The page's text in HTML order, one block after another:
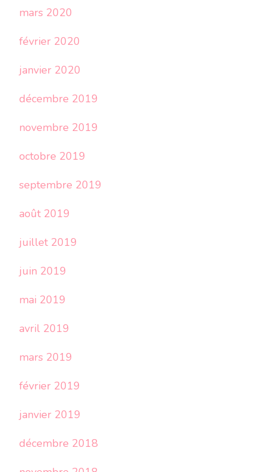
mars 2020
février 2020
janvier 2020
décembre 2019
novembre 2019
octobre 2019
septembre 2019
août 2019
juillet 2019
juin 2019
mai 2019
avril 2019
mars 2019
février 2019
janvier 2019
décembre 2018